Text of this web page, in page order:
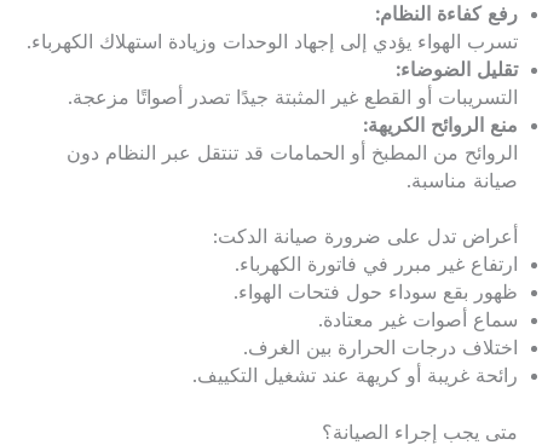
رفع كفاءة النظام:
تسرب الهواء يؤدي إلى إجهاد الوحدات وزيادة استهلاك الكهرباء.
تقليل الضوضاء:
التسريبات أو القطع غير المثبتة جيدًا تصدر أصواتًا مزعجة.
منع الروائح الكريهة:
الروائح من المطبخ أو الحمامات قد تنتقل عبر النظام دون
صيانة مناسبة.
أعراض تدل على ضرورة صيانة الدكت:
ارتفاع غير مبرر في فاتورة الكهرباء.
ظهور بقع سوداء حول فتحات الهواء.
سماع أصوات غير معتادة.
اختلاف درجات الحرارة بين الغرف.
رائحة غريبة أو كريهة عند تشغيل التكييف.
متى يجب إجراء الصيانة؟